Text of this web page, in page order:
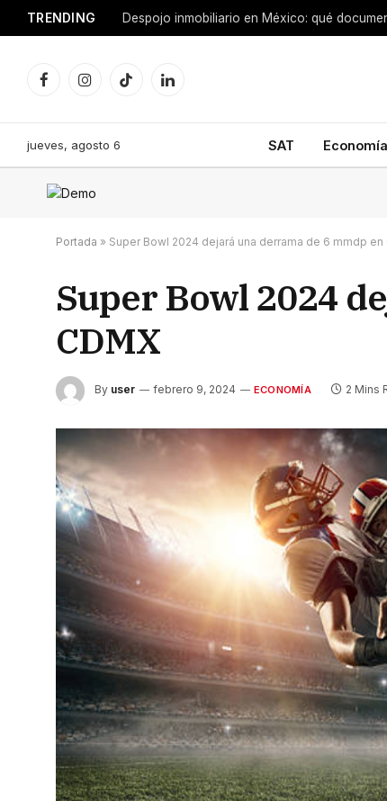
TRENDING
FacebookInstagramTikTokLinkedIn
jueves, agosto 6 SAT Economía
Portada » Super Bowl 2024 dejará una derrama de 6 mmdp en
Super Bowl 2024
CDMX
By user febrero 9, 2024 ECONOMÍA 2 Mins